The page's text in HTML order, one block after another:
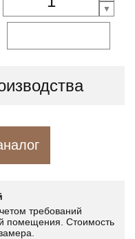
требований
помещения. Стоимость